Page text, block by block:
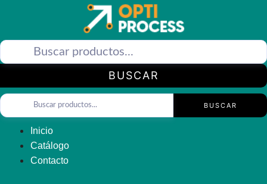
BUSCAR
BUSCAR
Inicio
Catálogo
Contacto